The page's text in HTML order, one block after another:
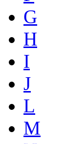
G
H
I
J
L
M